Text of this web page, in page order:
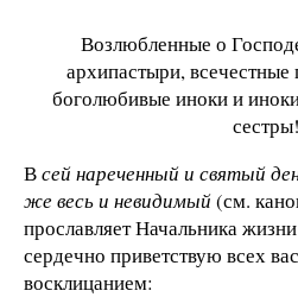
Возлюбленные о
архипастыри,
боголюбивые иноки и
сестры!
Всей нареченный и святый
же весь и невидимый(см.
прославляет Начальника
сердечно приветствую всех
восклицанием: